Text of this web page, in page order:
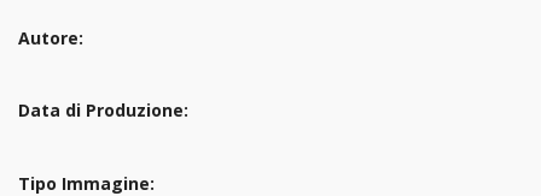
Autore:
Data di Produzione:
Tipo Immagine: